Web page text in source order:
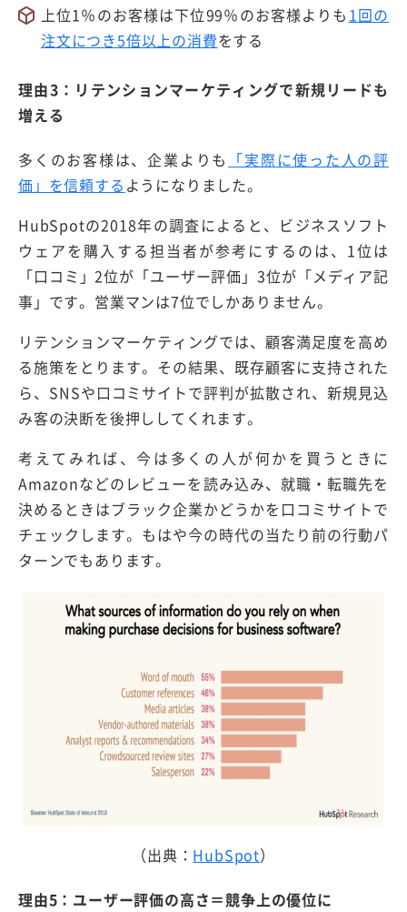
上位1％のお客様は下位99％のお客様よりも 1回の
注文につき5倍以上の消費をする
理由3：リテンションマーケティングで新規リードも
増える
多くのお客様は、企業よりも 「実際に使った人の評
価」を信頼する ようになりました。
HubSpotの2018年の調査によると、ビジネスソフト
ウェアを購入する担当者が参考にするのは、1位は
「口コミ」2位が「ユーザー評価」3位が「メディア記
事」です。営業マンは7位でしかありません。
リテンションマーケティングでは、顧客満足度を高め
る施策をとります。その結果、既存顧客に支持された
ら、SNSや口コミサイトで評判が拡散され、新規見込
み客の決断を後押ししてくれます。
考えてみれば、今は多くの人が何かを買うときに
Amazonなどのレビューを読み込み、就職・転職先を
決めるときはブラック企業かどうかを口コミサイトで
チェックします。もはや今の時代の当たり前の行動パ
ターンでもあります。
（出典： HubSpot）
理由5：ユーザー評価の高さ＝競争上の優位に